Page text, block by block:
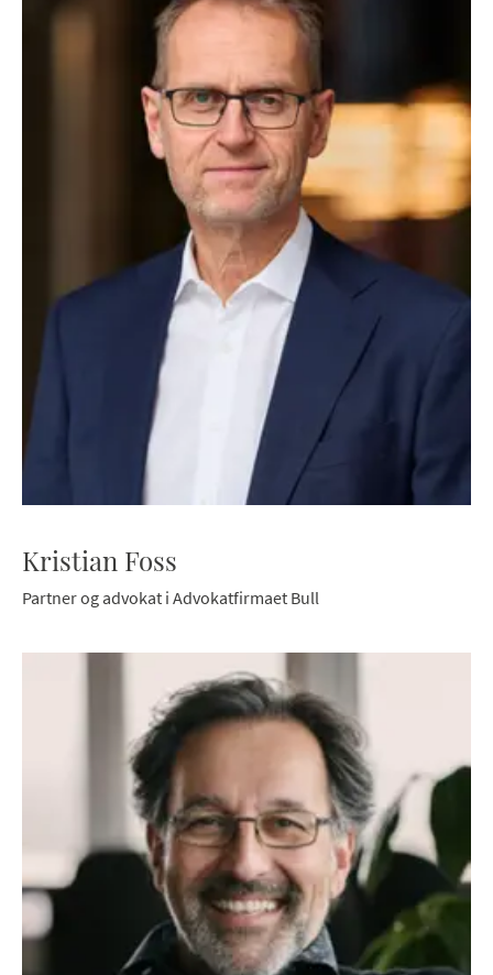
Kristian Foss
Partner og advokat i Advokatfirmaet Bull